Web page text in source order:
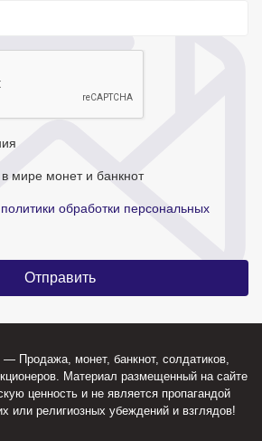
мире монет и банкнот
политики обработки персональных
Продажа, монет, банкнот, солдатиков,
Материал размещенный на сайте
ценность и не является пропагандой
или религиозных убеждений и взглядов!